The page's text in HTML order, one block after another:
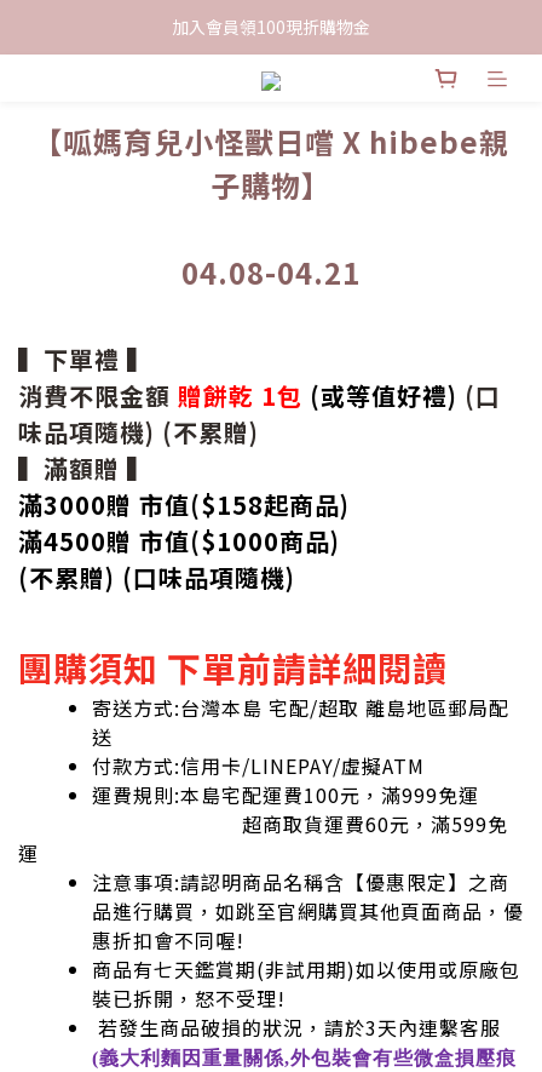
限時下單送餅乾乙包，滿$999免運
加入會員領100現折購物金
限時下單送餅乾乙包，滿$999免運
【呱媽育兒小怪獸日嚐 X hibebe親
子購物】
04.08-04.21
▍下單禮 ▍
消費不限金額 贈餅乾 1包 (或等值好禮) (口
味品項隨機) (不累贈)
▍滿額贈 ▍
滿3000贈 市值($158起商品)
滿4500贈 市值($1000商品)
(不累贈) (口味品項隨機)
團購須知 下單前請詳細閱讀
寄送方式:台灣本島 宅配/超取 離島地區郵局配
送
付款方式:信用卡/LINEPAY/虛擬ATM
運費規則:本島宅配運費100元，滿999免運
超商取貨運費60元，滿599免
運
注意事項:請認明商品名稱含【優惠限定】之商
品進行購買，如跳至官網購買其他頁面商品，優
惠折扣會不同喔!
商品有七天鑑賞期(非試用期)如以使用或原廠包
裝已拆開，怒不受理!
若發生商品破損的狀況，請於3天內連繫客服
(義大利麵因重量關係,外包裝會有些微盒損壓痕